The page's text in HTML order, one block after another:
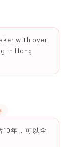
with over
in Hong
年，可以全